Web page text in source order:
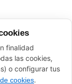
120
finalidad
las cookies,
o configurar tus
cookies.